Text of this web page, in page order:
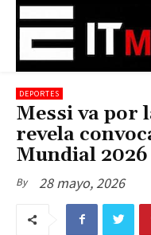
DEPORTES
Messi va por
revela
Mundial 2026
By 28 mayo, 2026